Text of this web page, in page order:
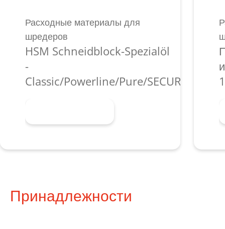
Расходные материалы для
шредеров
HSM Schneidblock-Spezialöl
-
Classic/Powerline/Pure/SECURIO/
Принадлежности